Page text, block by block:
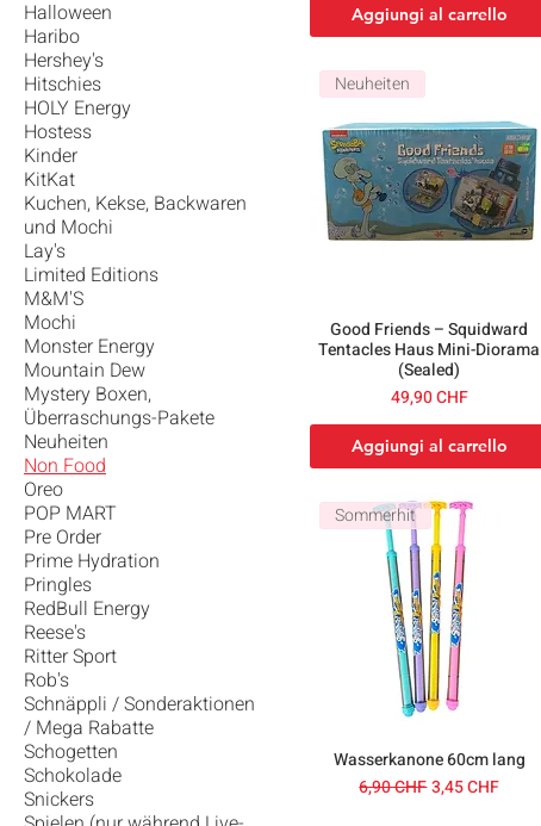
Halloween
Haribo
Hershey's
Hitschies
HOLY Energy
Hostess
Kinder
KitKat
Kuchen, Kekse, Backwaren
und Mochi
Lay's
Limited Editions
M&M'S
Mochi
Monster Energy
Mountain Dew
Mystery Boxen,
Überraschungs-Pakete
Neuheiten
Non Food
Oreo
POP MART
Pre Order
Prime Hydration
Pringles
RedBull Energy
Reese's
Ritter Sport
Rob's
Schnäppli / Sonderaktionen
/ Mega Rabatte
Schogetten
Schokolade
Snickers
Aggiungi al carrello
Neuheiten
Good Friends – Squidward
Tentacles Haus Mini-Diorama
(Sealed)
Prezzo
49,90 CHF
Aggiungi al carrello
Sommerhit
Wasserkanone 60cm lang
Prezzo regolare
6,90 CHFPrezzo scontato
3,45 CHF